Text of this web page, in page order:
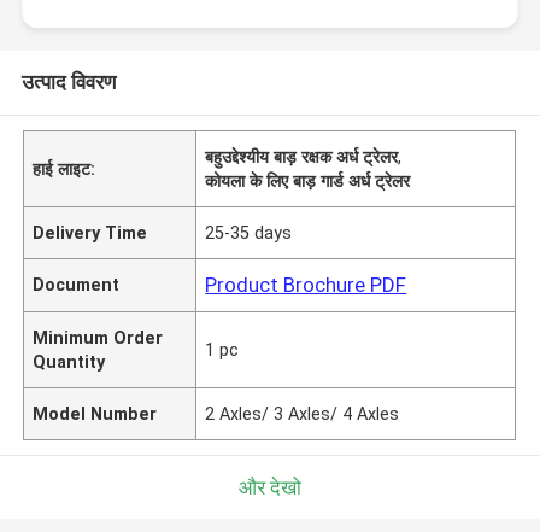
उत्पाद विवरण
हाई लाइट:
बहुउद्देश्यीय बाड़ रक्षक अर्ध ट्रेलर,
कोयला के लिए बाड़ गार्ड अर्ध ट्रेलर
Delivery Time 25-35 days
Document Product Brochure PDF
Minimum Order
Quantity
1 pc
Model Number 2 Axles/ 3 Axles/ 4 Axles
और देखो